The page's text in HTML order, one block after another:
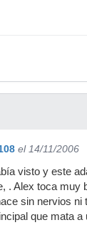
el 14/11/2006
visto y este
. Alex toca muy
sin nervios ni
que mata a